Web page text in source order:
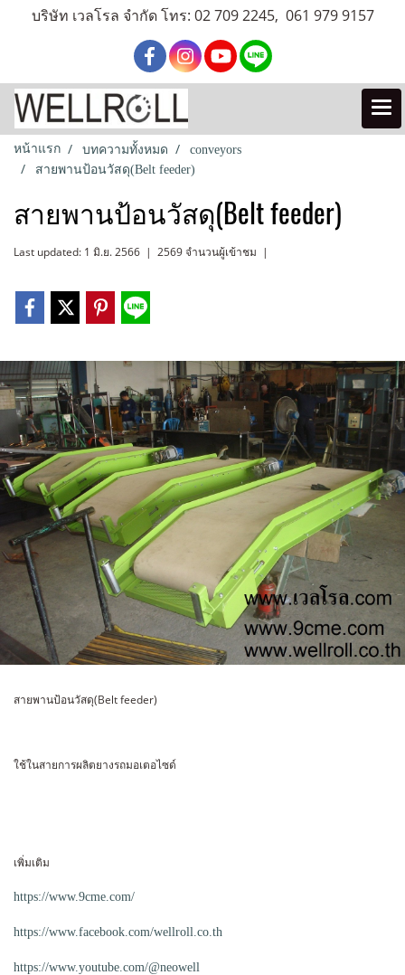
บริษัท เวลโรล จำกัด โทร: 02 709 2245, 061 979 9157
หน้าแรก บทความทั้งหมด
conveyors
สายพานป้อนวัสดุ(Belt feeder)
สายพานป้อนวัสดุ(Belt feeder)
Last updated: 1 มิ.ย. 2566 | 2569 จำนวนผู้เข้าชม |
สายพานป้อนวัสดุ(Belt feeder)
ใช้ในสายการผลิตยางรถมอเตอไซด์
เพิ่มเติม
https://www.9cme.com/
https://www.facebook.com/wellroll.co.th
https://www.youtube.com/@neowell